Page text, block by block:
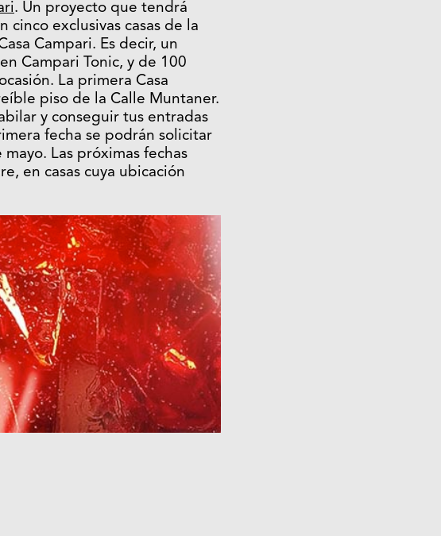
. Un proyecto que tendrá
exclusivas casas de la
Campari. Es decir, un
Campari Tonic, y de 100
La primera Casa
piso de la Calle Muntaner.
y conseguir tus entradas
fecha se podrán solicitar
Las próximas fechas
en casas cuya ubicación